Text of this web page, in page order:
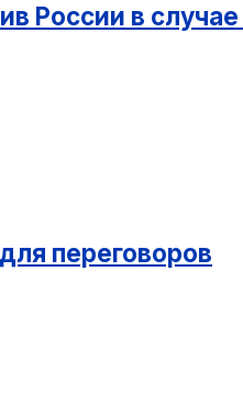
России в
переговоров